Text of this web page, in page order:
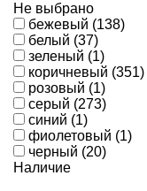
Не выбрано
бежевый (138)
белый (37)
зеленый (1)
коричневый (351)
розовый (1)
серый (273)
синий (1)
фиолетовый (1)
черный (20)
Наличие